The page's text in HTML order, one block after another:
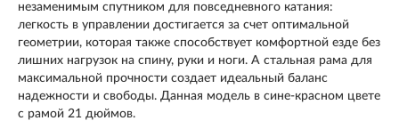
незаменимым спутником для повседневного катания:
легкость в управлении достигается за счет оптимальной
геометрии, которая также способствует комфортной езде без
лишних нагрузок на спину, руки и ноги. А стальная рама для
максимальной прочности создает идеальный баланс
надежности и свободы. Данная модель в сине-красном цвете
с рамой 21 дюймов.